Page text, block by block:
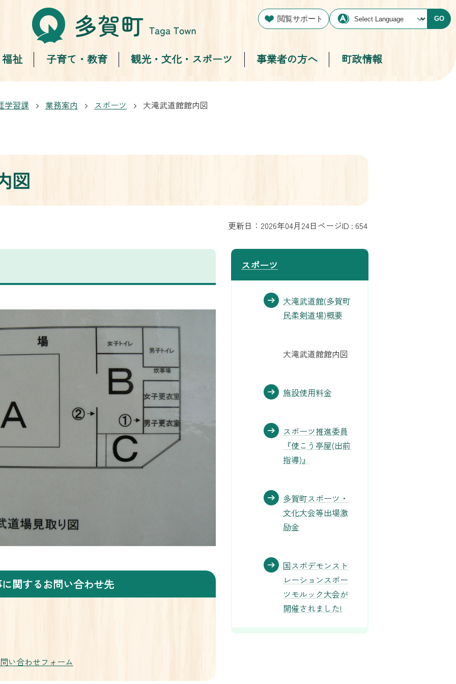
閲覧サポート GO
祉 子育て・教育 観光・文化・スポーツ 事業者の方へ 町政情報
学習課 業務案内 スポーツ 大滝武道館館内図
図
更新日：2026年04月24日 ページID : 654
関するお問い合わせ先
い合わせフォーム
スポーツ
大滝武道館(多賀町
民柔剣道場)概要
大滝武道館館内図
施設使用料金
スポーツ推進委員
『使こう亭屋(出前
指導)』
多賀町スポーツ・
文化大会等出場激
励金
国スポデモンスト
レーションスポー
ツモルック大会が
開催されました!